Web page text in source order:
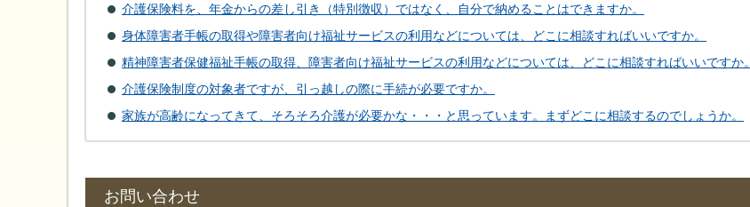
介護保険料を、年金からの差し引き（特別徴収）ではなく、自分で納めることはできますか。
身体障害者手帳の取得や障害者向け福祉サービスの利用などについては、どこに相談すればいいですか。
精神障害者保健福祉手帳の取得、障害者向け福祉サービスの利用などについては、どこに相談すればいいですか。
介護保険制度の対象者ですが、引っ越しの際に手続が必要ですか。
家族が高齢になってきて、そろそろ介護が必要かな・・・と思っています。まずどこに相談するのでしょうか。
お問い合わせ